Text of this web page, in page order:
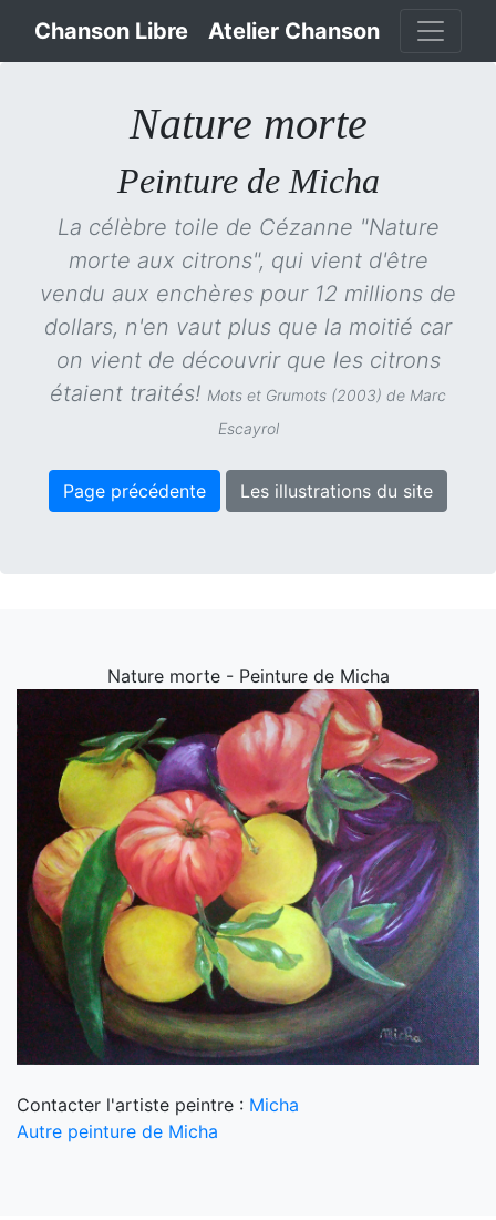
Chanson Libre Atelier Chanson
Nature morte
Peinture de Micha
La célèbre toile de Cézanne "Nature
morte aux citrons", qui vient d'être
vendu aux enchères pour 12 millions de
dollars, n'en vaut plus que la moitié car
on vient de découvrir que les citrons
étaient traités! Mots et Grumots (2003) de Marc
Escayrol
Page précédente Les illustrations du site
Nature morte - Peinture de Micha
Contacter l'artiste peintre : Micha
Autre peinture de Micha